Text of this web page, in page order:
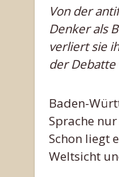
Von der antifaschistischen Bewegung bis ins liberale Milieu der Postmateriellen gilt die Sprache der Dichter und
Denker als
verliert sie
der Debatte
Baden-
Sprache
Schon liegt
Weltsicht